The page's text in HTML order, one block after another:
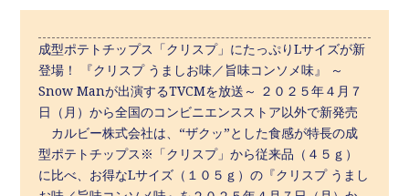
成型ポテトチップス「クリスプ」にたっぷりLサイズが新
登場！ 『クリスプ うましお味／旨味コンソメ味』 ～
Snow Manが出演するTVCMを放送～ ２０２５年４月７
日（月）から全国のコンビニエンスストア以外で新発売
カルビー株式会社は、“ザクッ”とした食感が特長の成
型ポテトチップス※「クリスプ」から従来品（４５ｇ）
に比べ、お得なLサイズ（１０５ｇ）の『クリスプ うまし